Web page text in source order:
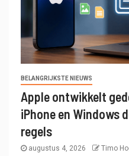
BELANGRIJKSTE NIEUWS
Apple ontwikkelt
iPhone en Windows
regels
augustus 4, 2026 Timo